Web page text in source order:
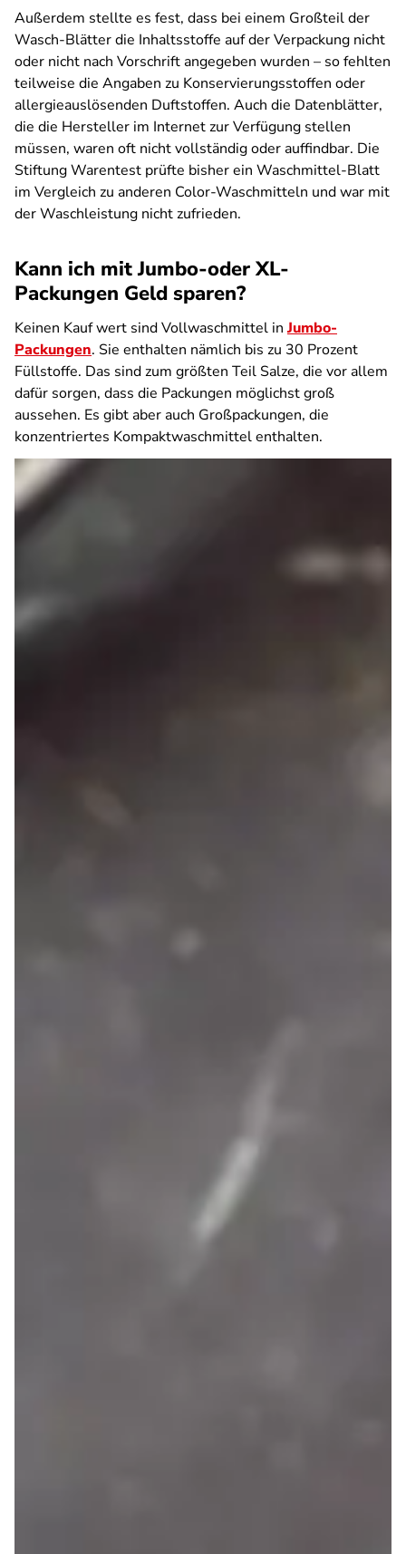
Außerdem stellte es fest, dass bei einem Großteil der
Wasch-Blätter die Inhaltsstoffe auf der Verpackung nicht
oder nicht nach Vorschrift angegeben wurden – so fehlten
teilweise die Angaben zu Konservierungsstoffen oder
allergieauslösenden Duftstoffen. Auch die Datenblätter,
die die Hersteller im Internet zur Verfügung stellen
müssen, waren oft nicht vollständig oder auffindbar. Die
Stiftung Warentest prüfte bisher ein Waschmittel-Blatt
im Vergleich zu anderen Color-Waschmitteln und war mit
der Waschleistung nicht zufrieden.
Kann ich mit Jumbo-oder XL-
Packungen Geld sparen?
Keinen Kauf wert sind Vollwaschmittel inJumbo-
Packungen. Sie enthalten nämlich bis zu 30 Prozent
Füllstoffe. Das sind zum größten Teil Salze, die vor allem
dafür sorgen, dass die Packungen möglichst groß
aussehen. Es gibt aber auch Großpackungen, die
konzentriertes Kompaktwaschmittel enthalten.